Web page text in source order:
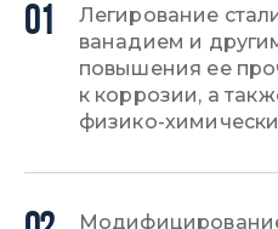
01
Легирование
ванадием и
повышения ее
к коррозии, а
физико-